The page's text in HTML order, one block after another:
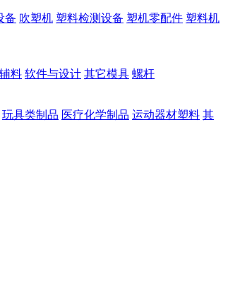
备 吹塑机 塑料检测设备 塑机零配件 塑料机
料 软件与设计 其它模具 螺杆
玩具类制品 医疗化学制品 运动器材塑料 其